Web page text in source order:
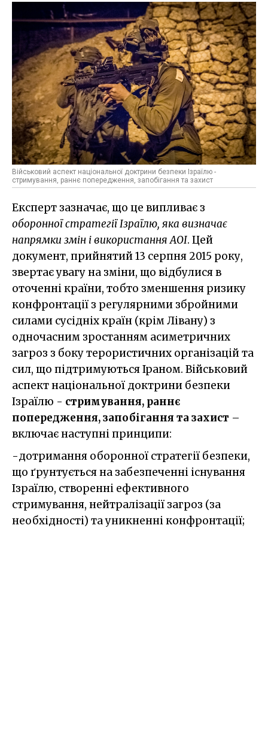
Військовий аспект національної доктрини безпеки Ізраїлю -
стримування, раннє попередження, запобігання та захист
Експерт зазначає, що це випливає з
оборонної стратегії Ізраїлю, яка визначає
напрямки змін і використання АОІ. Цей
документ, прийнятий 13 серпня 2015 року,
звертає увагу на зміни, що відбулися в
оточенні країни, тобто зменшення ризику
конфронтації з регулярними збройними
силами сусідніх країн (крім Лівану) з
одночасним зростанням асиметричних
загроз з боку терористичних організацій та
сил, що підтримуються Іраном. Військовий
аспект національної доктрини безпеки
Ізраїлю - стримування, раннє
попередження, запобігання та захист –
включає наступні принципи:
-дотримання оборонної стратегії безпеки,
що ґрунтується на забезпеченні існування
Ізраїлю, створенні ефективного
стримування, нейтралізації загроз (за
необхідності) та уникненні конфронтації;